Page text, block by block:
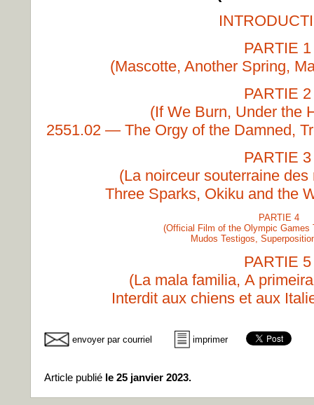
PARTIE 1
(Mascotte, Another Spring,
PARTIE 2
(If We Burn, Under the
2551.02 — The Orgy of the Damned,
PARTIE 3
(La noirceur souterraine
Three Sparks, Okiku and the
PARTIE 4
(Official Film of the Olympic Games
Mudos Testigos,
PARTIE 5
(La mala familia, A
Interdit aux chiens et aux
envoyer par courriel imprimer
Article publié le 25 janvier 2023.